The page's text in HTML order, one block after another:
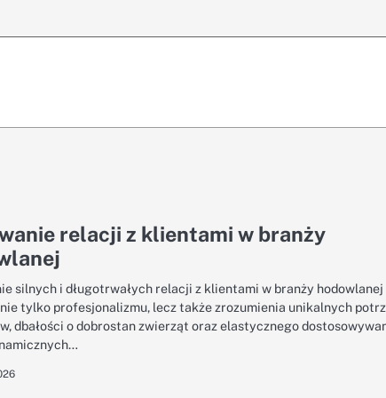
relacji z klientami w branży
silnych i długotrwałych relacji z klientami w branży hodowlanej
tylko profesjonalizmu, lecz także zrozumienia unikalnych
dbałości o dobrostan zwierząt oraz elastycznego